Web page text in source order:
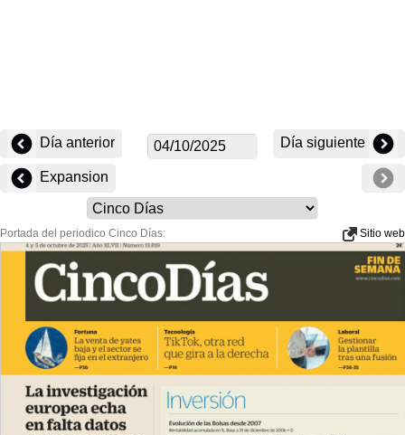
Día anterior Día siguiente
Expansion
Portada del periodico Cinco Días: Sitio web